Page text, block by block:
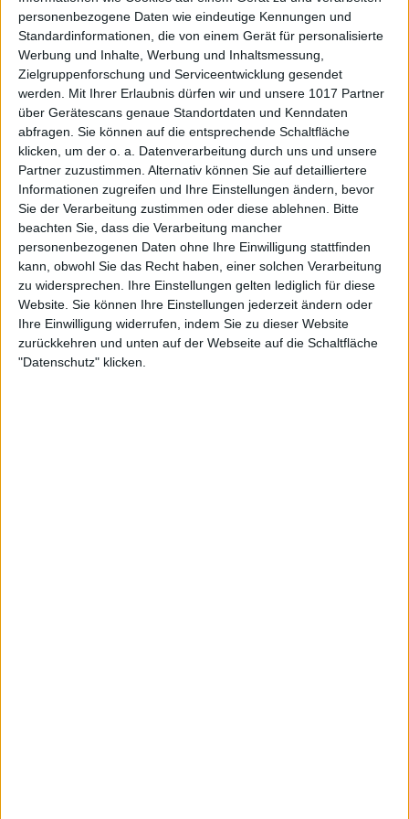
personenbezogene Daten wie eindeutige Kennungen und
Standardinformationen, die von einem Gerät für personalisierte
Werbung und Inhalte, Werbung und Inhaltsmessung,
Zielgruppenforschung und Serviceentwicklung gesendet
werden.
Mit Ihrer Erlaubnis dürfen wir und unsere 1017 Partner
über Gerätescans genaue Standortdaten und Kenndaten
abfragen. Sie können auf die entsprechende Schaltfläche
klicken, um der o. a. Datenverarbeitung durch uns und unsere
Partner zuzustimmen. Alternativ können Sie auf detailliertere
Informationen zugreifen und Ihre Einstellungen ändern, bevor
Sie der Verarbeitung zustimmen oder diese ablehnen.
Bitte
beachten Sie, dass die Verarbeitung mancher
personenbezogenen Daten ohne Ihre Einwilligung stattfinden
kann, obwohl Sie das Recht haben, einer solchen Verarbeitung
zu widersprechen. Ihre Einstellungen gelten lediglich für diese
Website. Sie können Ihre Einstellungen jederzeit ändern oder
Ihre Einwilligung widerrufen, indem Sie zu dieser Website
zurückkehren und unten auf der Webseite auf die Schaltfläche
"Datenschutz" klicken.